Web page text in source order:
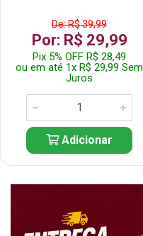
De: R$ 39,99
Por: R$ 29,99
Pix 5% OFF R$ 28,49
ou em até 1x R$ 29,99 Sem
Juros
Adicionar